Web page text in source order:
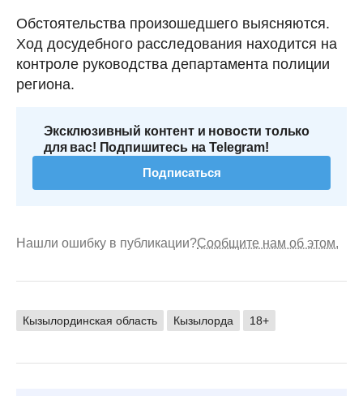
Обстоятельства произошедшего выясняются.
Ход досудебного расследования находится на
контроле руководства департамента полиции
региона.
Эксклюзивный контент и новости только
для вас! Подпишитесь на Telegram!
Подписаться
Нашли ошибку в публикации?Сообщите нам об этом.
Кызылординская область Кызылорда 18+